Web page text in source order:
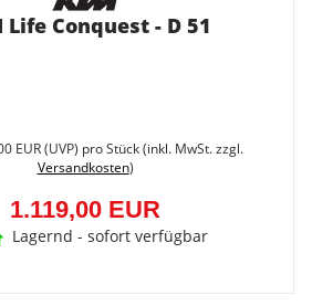
Life Conquest - D 51
EUR(UVP) pro Stück (inkl. MwSt. zzgl.
Versandkosten)
1.119,00 EUR
Lagernd - sofort verfügbar